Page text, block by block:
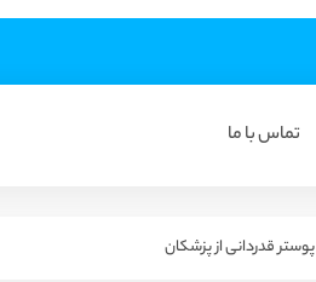
تماس با ما
پوستر قدردانی از پزشکان